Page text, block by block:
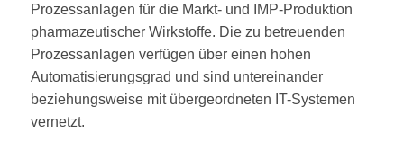
Prozessanlagen für die Markt- und IMP-Produktion
pharmazeutischer Wirkstoffe. Die zu betreuenden
Prozessanlagen verfügen über einen hohen
Automatisierungsgrad und sind untereinander
beziehungsweise mit übergeordneten IT-Systemen
vernetzt.